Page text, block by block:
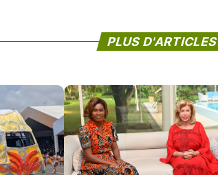
PLUS D'ARTICLES